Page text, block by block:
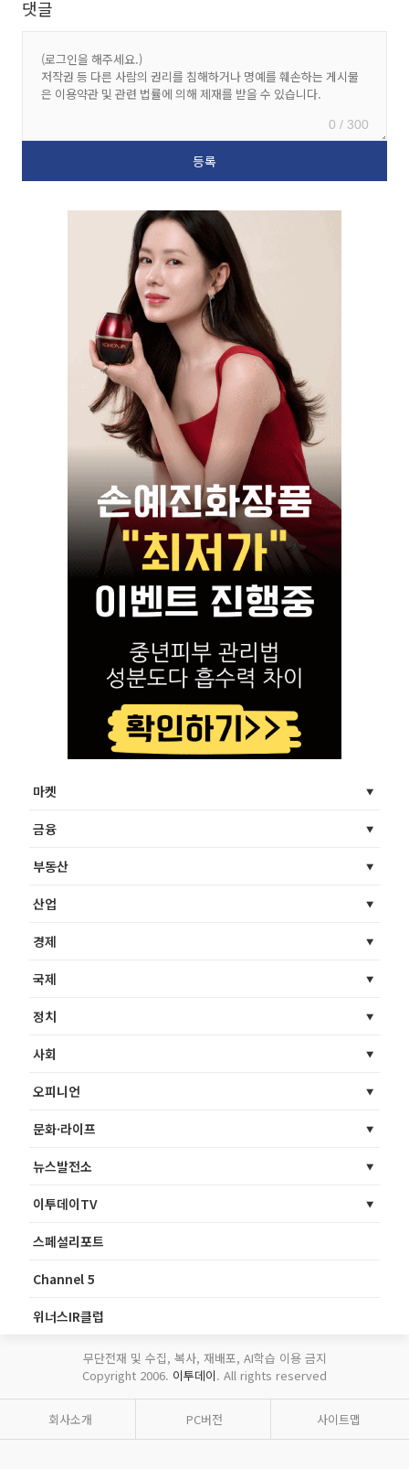
댓글
0 / 300
마켓
금융
부동산
산업
경제
국제
정치
사회
오피니언
문화·라이프
뉴스발전소
이투데이TV
스페셜리포트
Channel 5
위너스IR클럽
무단전재 및 수집, 복사, 재배포, AI학습 이용 금지
Copyright 2006. 이투데이. All rights reserved
회사소개 PC버전 사이트맵